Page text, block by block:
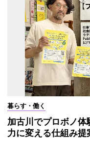
暮らす・働く
加古川でプロボノ
力に変える仕組み提